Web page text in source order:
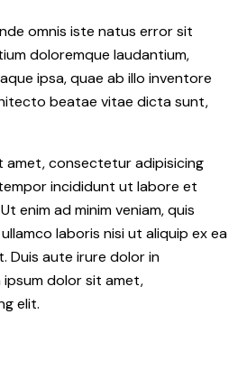
omnis iste natus error sit
doloremque laudantium,
ipsa, quae ab illo inventore
beatae vitae dicta sunt,
amet, consectetur adipisicing
incididunt ut labore et
enim ad minim veniam, quis
laboris nisi ut aliquip ex ea
Duis aute irure dolor in
dolor sit amet,
elit.